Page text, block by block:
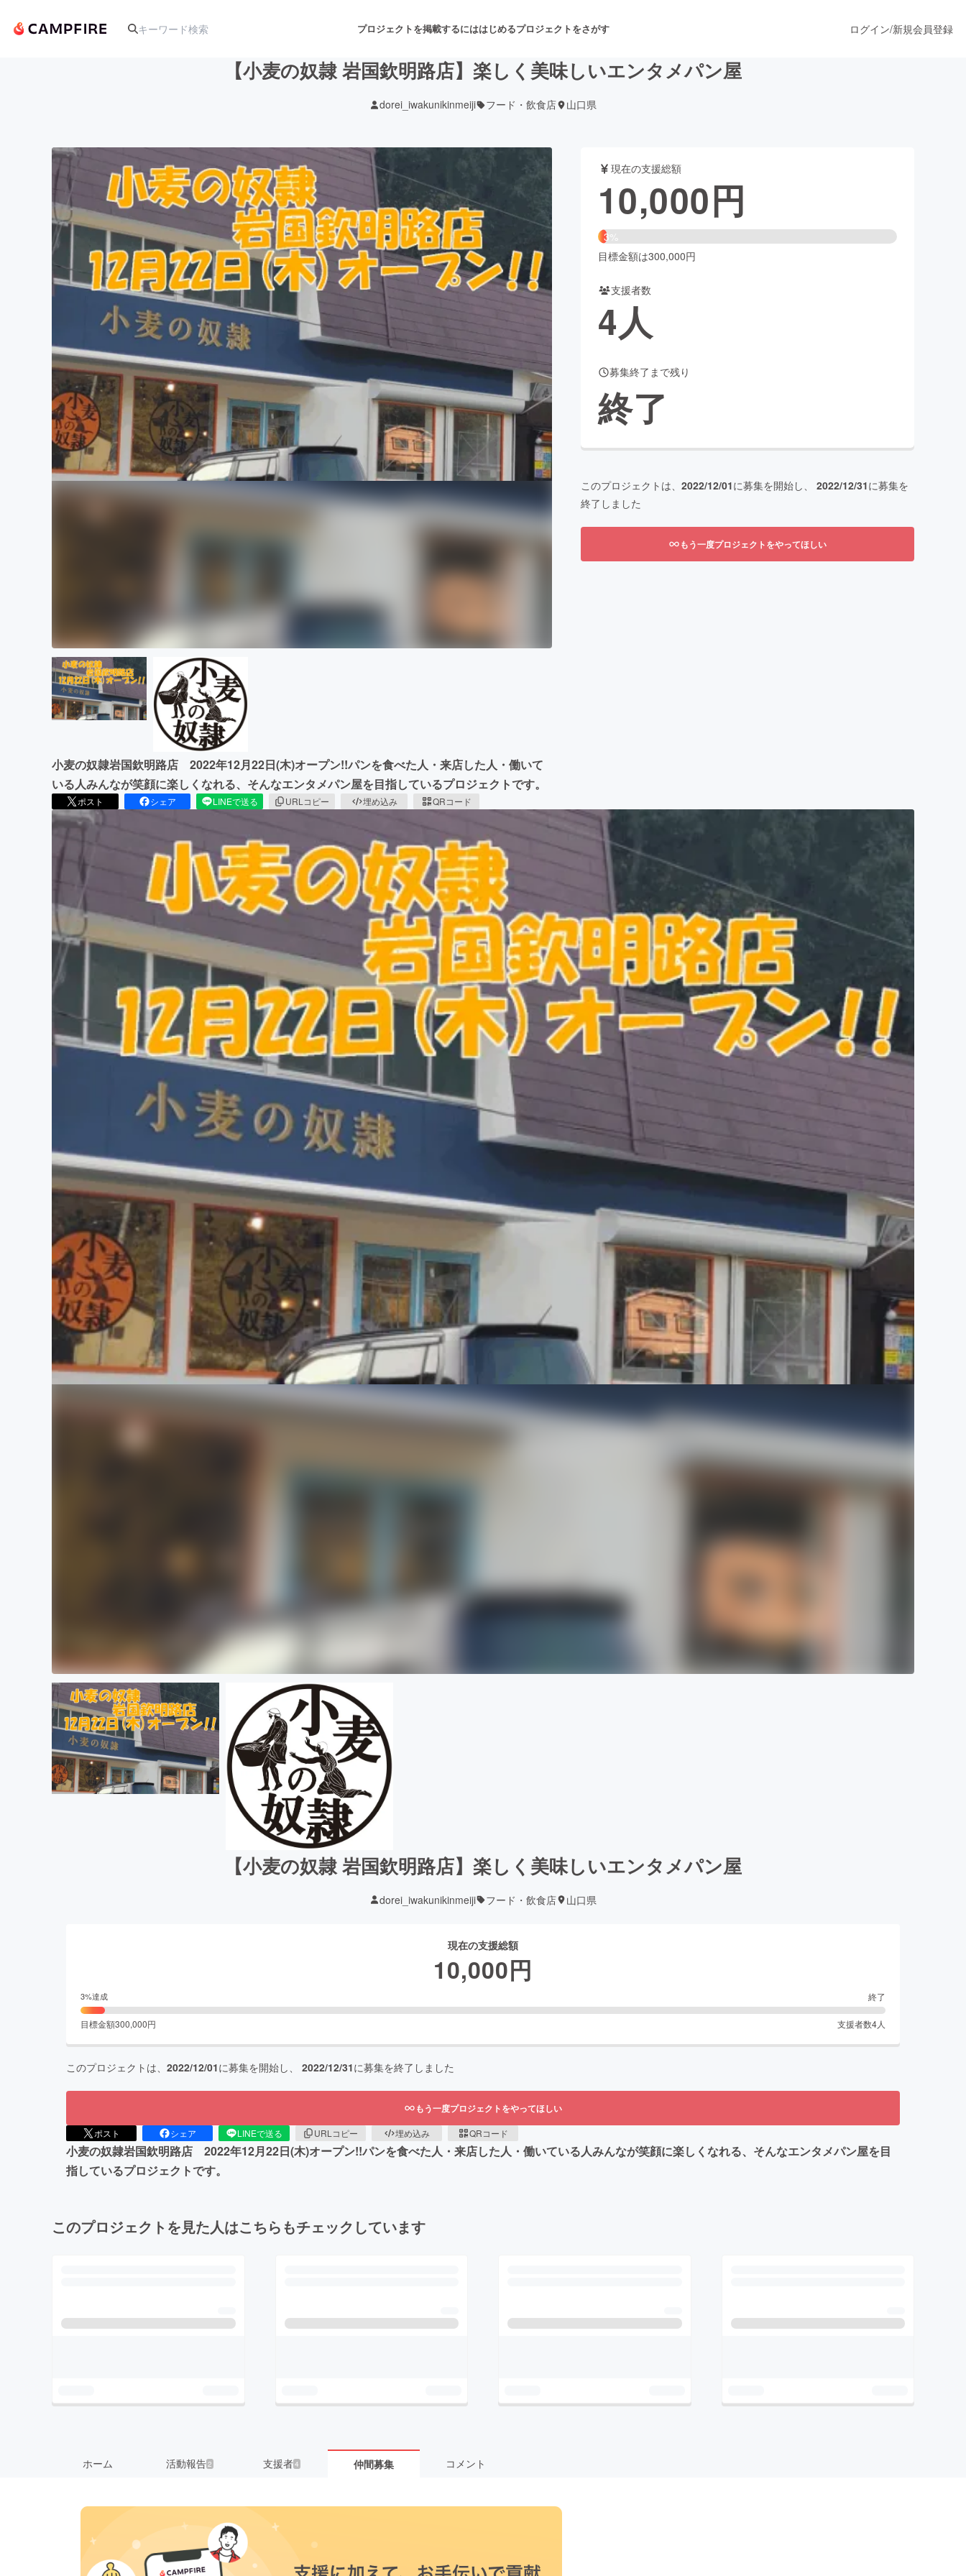
プロジェクトを掲載するにははじめるプロジェクトをさがす
アート・写真 音楽 舞台・パフォーマンス
テクノロジー・ガジェット ゲーム・サービス開発 フード・飲食店 ファッション
映像・映画 書籍・雑誌出版 アニメ・漫画
ビジネス・起業 チャレンジ ビューティー・ヘルスケア
まちづくり・地域活性化
CAMPFIRE for Social GoodCAMPFIRE Creation
CAMPFIREふるさと納税machi-yaコミュニティ
ログイン/新規会員登録
【小麦の奴隷 岩国欽明路店】楽しく美味しいエンタメパン屋
dorei_iwakunikinmeiji フード・飲食店 山口県
小麦の奴隷岩国欽明路店 2022年12月22日(木)オープン!!パンを食べた人・来店した人・働いて
いる人みんなが笑顔に楽しくなれる、そんなエンタメパン屋を目指しているプロジェクトです。
ポスト シェア LINEで送る URLコピー 埋め込み QRコード
現在の支援総額
10,000円
3%
目標金額は300,000円
支援者数
4人
募集終了まで残り
終了
このプロジェクトは、 2022/12/01に募集を開始し、 2022/12/31に募集を
終了しました
もう一度プロジェクトをやってほしい
【小麦の奴隷 岩国欽明路店】楽しく美味しいエンタメパン屋
dorei_iwakunikinmeiji フード・飲食店 山口県
現在の支援総額
10,000円
3%達成 終了
目標金額300,000円 支援者数4人
このプロジェクトは、 2022/12/01に募集を開始し、 2022/12/31に募集を終了しました
もう一度プロジェクトをやってほしい
ポスト シェア LINEで送る URLコピー 埋め込み QRコード
小麦の奴隷岩国欽明路店 2022年12月22日(木)オープン!!パンを食べた人・来店した人・働いている人みんなが笑顔に楽しくなれる、そんなエンタメパン屋を目
指しているプロジェクトです。
このプロジェクトを見た人はこちらもチェックしています
ホーム 活動報告2 支援者4 仲間募集 コメント